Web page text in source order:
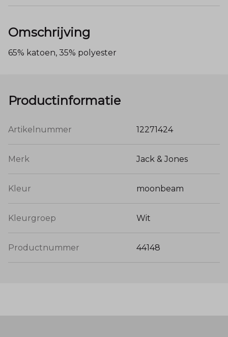
Omschrijving
65% katoen, 35% polyester
Productinformatie
Artikelnummer 12271424
Merk Jack & Jones
Kleur moonbeam
Kleurgroep Wit
Productnummer 44148